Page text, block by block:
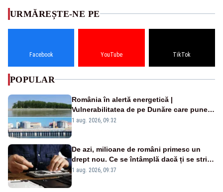
URMĂREȘTE-NE PE
Facebook YouTube TikTok
POPULAR
România în alertă energetică |
Vulnerabilitatea de pe Dunăre care pune
în pericol Centrala Cernavodă era
1 aug. 2026, 09:32
De azi, milioane de români primesc un
drept nou. Ce se întâmplă dacă ți se strică
un produs
1 aug. 2026, 09:37